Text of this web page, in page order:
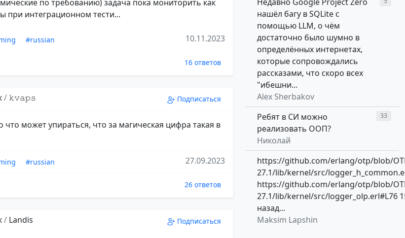
по требованию) задача пока мониторить как
при интеграционном тести...
#russian 10.11.2023
16 ответов
/ 𝚔𝚟𝚊𝚙𝚜 Подписаться
что может упираться, что за магическая цифра такая в
#russian 27.09.2023
26 ответов
/ Landis Подписаться
нашёл багу в SQLite с
помощью LLM, о чём
достаточно было шумно в
определённых интернетах,
которые сопровождались
рассказами, что скоро всех
"ибешни...
Alex Sherbakov
Ребят в СИ можно
реализовать ООП?
Николай
33
https://github.com/erlang/otp/blob/
27.1/lib/kernel/src/
https://github.com/erlang/otp/blob/
27.1/lib/kernel/src/logger_olp.erl#L76
назад...
Maksim Lapshin